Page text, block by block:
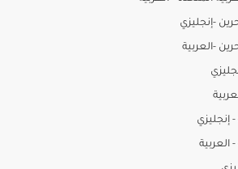
-إنجليزي
-العربية
إنجليزي
العربية